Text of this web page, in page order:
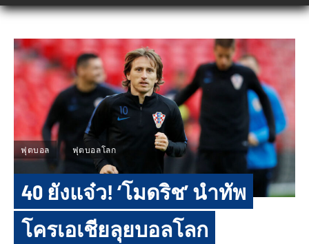
ฟุตบอล ฟุตบอลโลก
40 ยังแจ๋ว! ‘โมดริช’ นำทัพ
โครเอเชียลุยบอลโลก